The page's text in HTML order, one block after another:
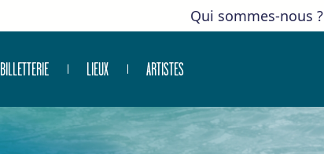
Qui sommes-nous ?
BILLETTERIE LIEUX ARTISTES